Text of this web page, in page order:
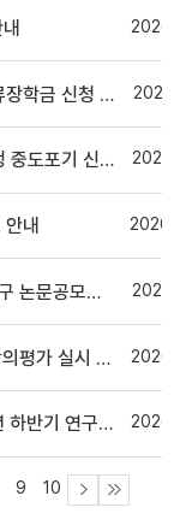
2026학년도 1학기 대학원 학술교류장학금 신청 안내
2026학년도 1학기 석·박사통합과정 중도포기 신청 안내
내
「제6회 대학(원)생 대상 이민정책연구 논문공모전」 안내
2026-1학기 대학원 개설 교과목 강의평가 실시 안내
[한국형사·법무정책연구원] 2026년 하반기 연구과제 수요조사 안내
9 10